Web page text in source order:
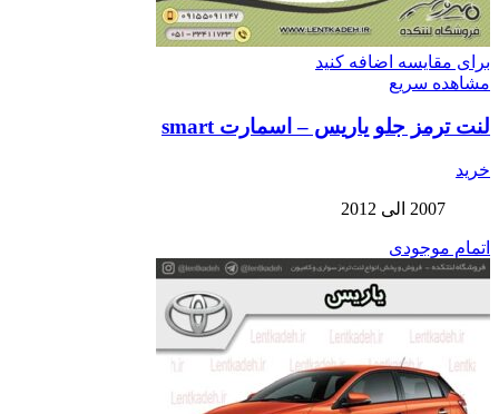
برای مقایسه اضافه کنید
مشاهده سریع
لنت ترمز جلو یاریس – اسمارت smart
خرید
2007 الی 2012
اتمام موجودی